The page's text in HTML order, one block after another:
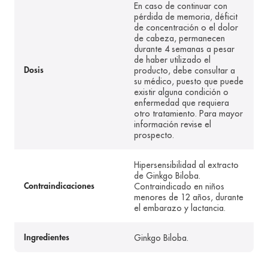
Dosis
En caso de continuar con
pérdida de memoria, déficit
de concentración o el dolor
de cabeza, permanecen
durante 4 semanas a pesar
de haber utilizado el
producto, debe consultar a
su médico, puesto que puede
existir alguna condición o
enfermedad que requiera
otro tratamiento. Para mayor
información revise el
prospecto.
Contraindicaciones
Hipersensibilidad al extracto
de Ginkgo Biloba.
Contraindicado en niños
menores de 12 años, durante
el embarazo y lactancia.
Ingredientes Ginkgo Biloba.